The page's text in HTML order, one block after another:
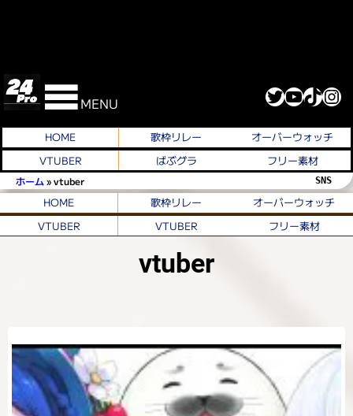
MENU Twitter YouTube TikTok Instagram
HOME 歌枠リレー
オーバーウォッチ
VTUBER
ばぶグラ フリー素材
ホーム »vtuber SNS
HOME 歌枠リレー
オーバーウォッチ
VTUBER
VTUBER フリー素材
vtuber